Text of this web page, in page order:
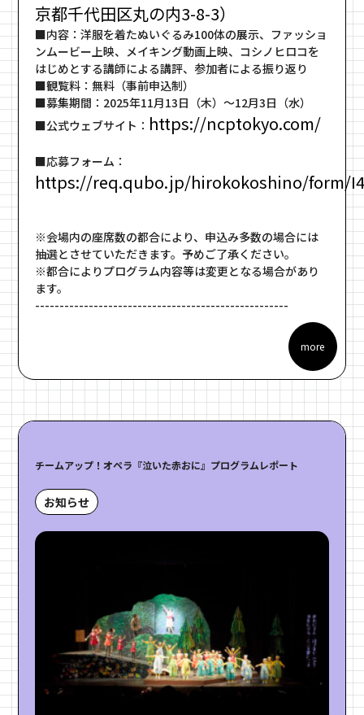
京都千代田区丸の内3-8-3）
■内容：洋服を着たぬいぐるみ100体の展示、ファッショ
ンムービー上映、メイキング動画上映、コシノヒロコを
はじめとする講師による講評、参加者による振り返り
■観覧料：無料（事前申込制）
■募集期間：2025年11月13日（木）～12月3日（水）
■公式ウェブサイト： https://ncptokyo.com/
■応募フォーム：
https://req.qubo.jp/hirokokoshino/form/
※会場内の座席数の都合により、申込み多数の場合には
抽選とさせていただきます。予めご了承ください。
※都合によりプログラム内容等は変更となる場合があり
ます。
----------------------------------------------------
more
チームアップ！オペラ『泣いた赤おに』プログラムレポート
お知らせ